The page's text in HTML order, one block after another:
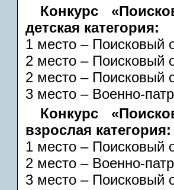
Конкурс
детская категория:
1 место – Поисковый
2 место – Поисковый
2 место – Поисковый
3 место – Военно-
Конкурс
взрослая категория:
1 место – Поисковый
2 место – Военно-
3 место – Поисковый